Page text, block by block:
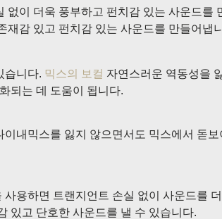
없이 더욱 풍부하고 펀치감 있는 사운드
재감 있고 펀치감 있는 사운드를 만들어냅
습니다. 믹스의 보컬 자연스러운 역동성을
되는 데 도움이 됩니다.
내믹스를 잃지 않으면서도 믹스에서 돋
용하면 트랜지언트 손실 없이 사운드를
있고 단호한 사운드를 낼 수 있습니다.